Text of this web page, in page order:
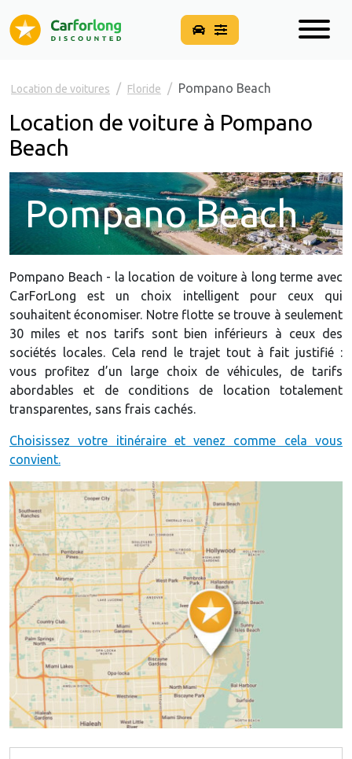
Location de voitures Floride Pompano Beach
Location de voiture à Pompano
Beach
Pompano Beach
Pompano Beach - la location de voiture à long terme avec
CarForLong est un choix intelligent pour ceux qui
souhaitent économiser. Notre flotte se trouve à seulement
30 miles et nos tarifs sont bien inférieurs à ceux des
sociétés locales. Cela rend le trajet tout à fait justifié :
vous profitez d’un large choix de véhicules, de tarifs
abordables et de conditions de location totalement
transparentes, sans frais cachés.
Choisissez votre itinéraire et venez comme cela vous
convient.